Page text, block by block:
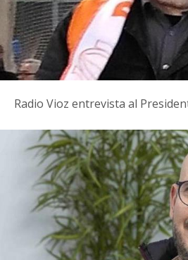
Radio Vioz entrevista al